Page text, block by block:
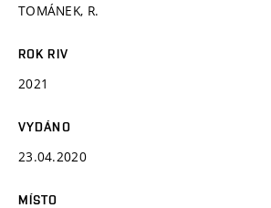
TOMÁNEK, R.
ROK RIV
2021
VYDÁNO
23.04.2020
MÍSTO